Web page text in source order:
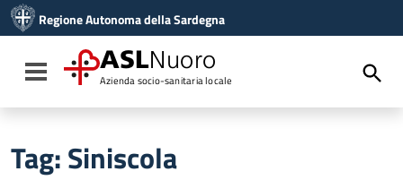
Vai al menu di navigazione
Vai al footer
Regione Autonoma della Sardegna
Toggle navigation
ASLNuoro
Azienda socio-sanitaria locale
Tag:Siniscola